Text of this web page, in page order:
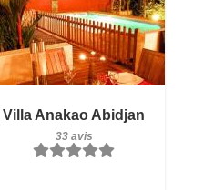
Villa Anakao Abidjan
33 avis